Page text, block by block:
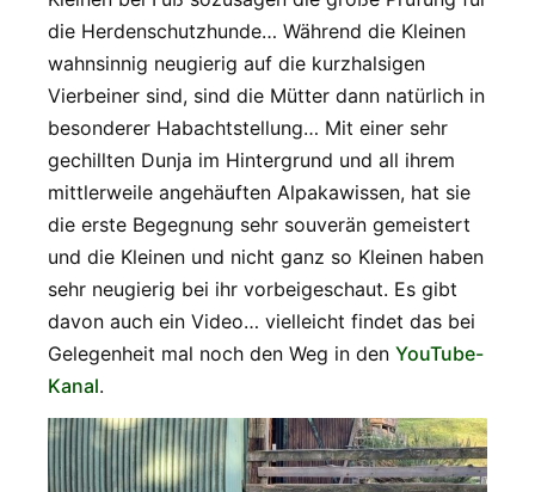
die Herdenschutzhunde… Während die Kleinen
wahnsinnig neugierig auf die kurzhalsigen
Vierbeiner sind, sind die Mütter dann natürlich in
besonderer Habachtstellung… Mit einer sehr
gechillten Dunja im Hintergrund und all ihrem
mittlerweile angehäuften Alpakawissen, hat sie
die erste Begegnung sehr souverän gemeistert
und die Kleinen und nicht ganz so Kleinen haben
sehr neugierig bei ihr vorbeigeschaut. Es gibt
davon auch ein Video… vielleicht findet das bei
Gelegenheit mal noch den Weg in den YouTube-
Kanal.